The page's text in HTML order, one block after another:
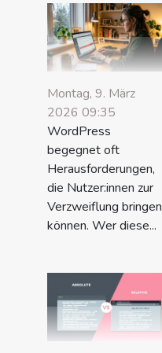
Montag, 9. März
2026 09:35
WordPress
begegnet oft
Herausforderungen,
die Nutzer:innen zur
Verzweiflung bringen
können. Wer diese...